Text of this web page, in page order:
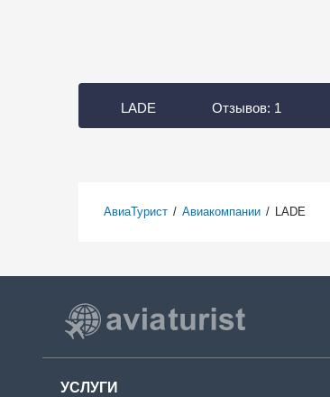
LADE Отзывов: 1
АвиаТурист / Авиакомпании / LADE
УСЛУГИ